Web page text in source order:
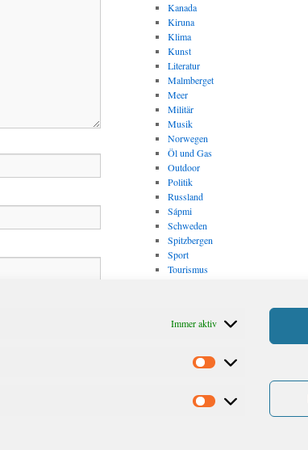
Immer aktiv
Statistiken
Marketing
Kanada
Kiruna
Klima
Kunst
Literatur
Malmberget
Meer
Militär
Musik
Norwegen
Öl und Gas
Outdoor
Politik
Russland
Sápmi
Schweden
Spitzbergen
Sport
Tourismus
Vulkanismus/ Erdbeben